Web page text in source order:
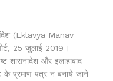
(Eklavya Manav
25 जुलाई 2019।
शासनादेश और इलाहाबाद
के प्रमाण पत्र न बनाये जाने